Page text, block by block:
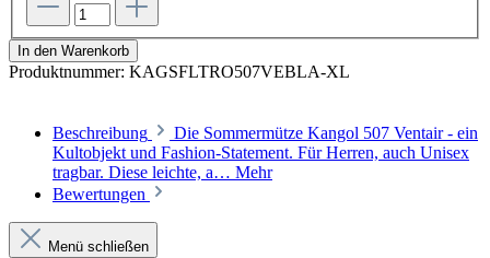
In den Warenkorb
Produktnummer: KAGSFLTRO507VEBLA-XL
Beschreibung
Die Sommermütze Kangol 507 Ventair - ein
Kultobjekt und Fashion-Statement. Für Herren, auch Unisex
tragbar. Diese leichte, a… Mehr
Bewertungen
Menü schließen